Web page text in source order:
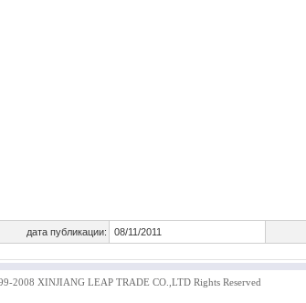
дата публикации: 08/11/2011
2008 XINJIANG LEAP TRADE CO.,LTD Rights Reserved